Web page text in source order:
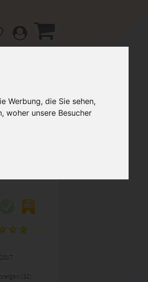
Werbung, die Sie sehen,
woher unsere Besucher
/ FAQ
(32)